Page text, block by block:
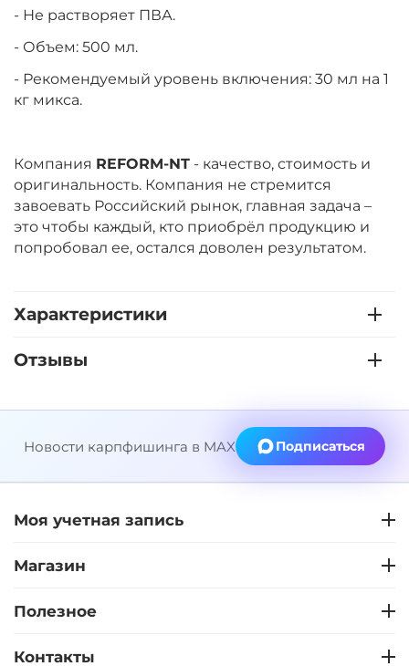
- Не растворяет ПВА.
- Объем: 500 мл.
- Рекомендуемый уровень включения: 30 мл на 1
кг микса.
Компания REFORM-NT - качество, стоимость и
оригинальность. Компания не стремится
завоевать Российский рынок, главная задача –
это чтобы каждый, кто приобрёл продукцию и
попробовал ее, остался доволен результатом.
Характеристики
Отзывы
Новости карпфишинга в MAX Подписаться
Моя учетная запись
Магазин
Полезное
Контакты